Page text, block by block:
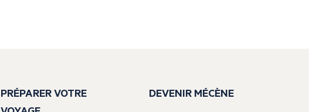
PRÉPARER VOTRE
DEVENIR MÉCÈNE